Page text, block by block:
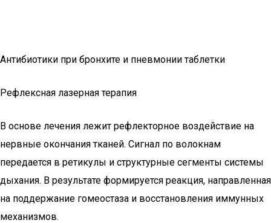
Антибиотики при бронхите и пневмонии таблетки
Рефлексная лазерная терапия
В основе лечения лежит рефлекторное воздействие на
нервные окончания тканей. Сигнал по волокнам
передается в ретикулы и структурные сегменты системы
дыхания. В результате формируется реакция, направленная
на поддержание гомеостаза и восстановления иммунных
механизмов.